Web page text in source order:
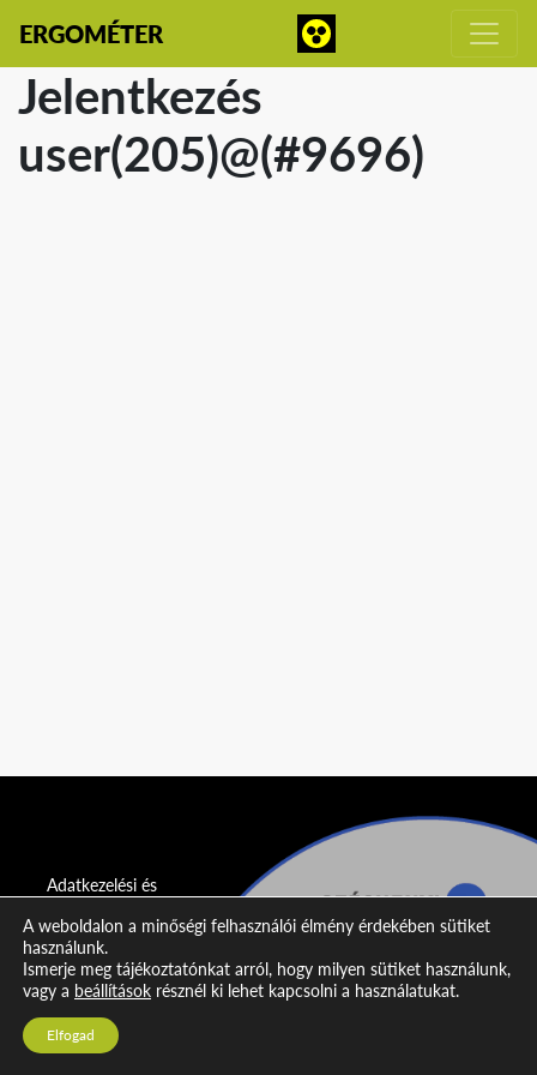
ERGOMÉTER
Jelentkezés
user(205)@(#9696)
Adatkezelési és
nyilatkozat
Impresszum
Kapcsolat
A weboldalon a minőségi felhasználói élmény érdekében sütiket
használunk.
Ismerje meg tájékoztatónkat arról, hogy milyen sütiket használunk,
vagy a beállítások résznél ki lehet kapcsolni a használatukat.
Elfogad